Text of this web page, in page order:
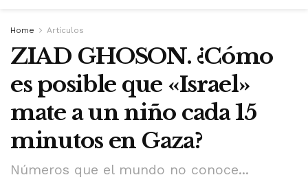
Home Artículos
ZIAD GHOSON. ¿Cómo
es posible que «Israel»
mate a un niño cada 15
minutos en Gaza?
Números que el mundo no conoce...